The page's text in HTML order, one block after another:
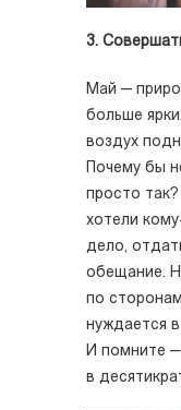
3.
Май —
больше
воздух
Почему бы
просто
хотели
дело,
обещание.
по
нуждается
И помните
в